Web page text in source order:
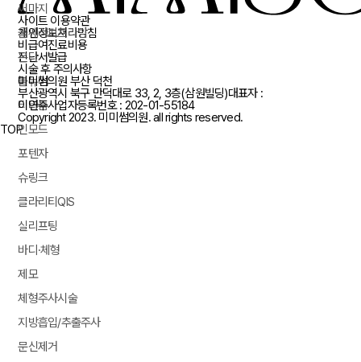
써마지
울쎄라피프라임
온다
볼뉴머
티타늄
인모드
포텐자
슈링크
클라리티QIS
실리프팅
바디·체형
제모
체형주사시술
지방흡입/추출주사
문신제거
사이트 이용약관
개인정보처리방침
비급여진료비용
진단서발급
시술 후 주의사항
미미썸의원 부산 덕천
부산광역시 북구 만덕대로 33, 2, 3층(삼원빌딩)대표자 :
이연주사업자등록번호 : 202-01-55184
Copyright 2023. 미미썸의원.all rights reserved.
TOP